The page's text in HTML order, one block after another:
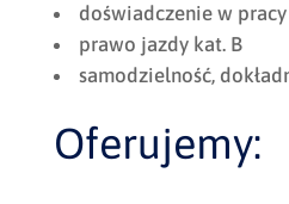
doświadczenie w
prawo jazdy kat. B
samodzielność,
Oferujemy: